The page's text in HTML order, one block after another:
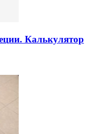
Калькулятор